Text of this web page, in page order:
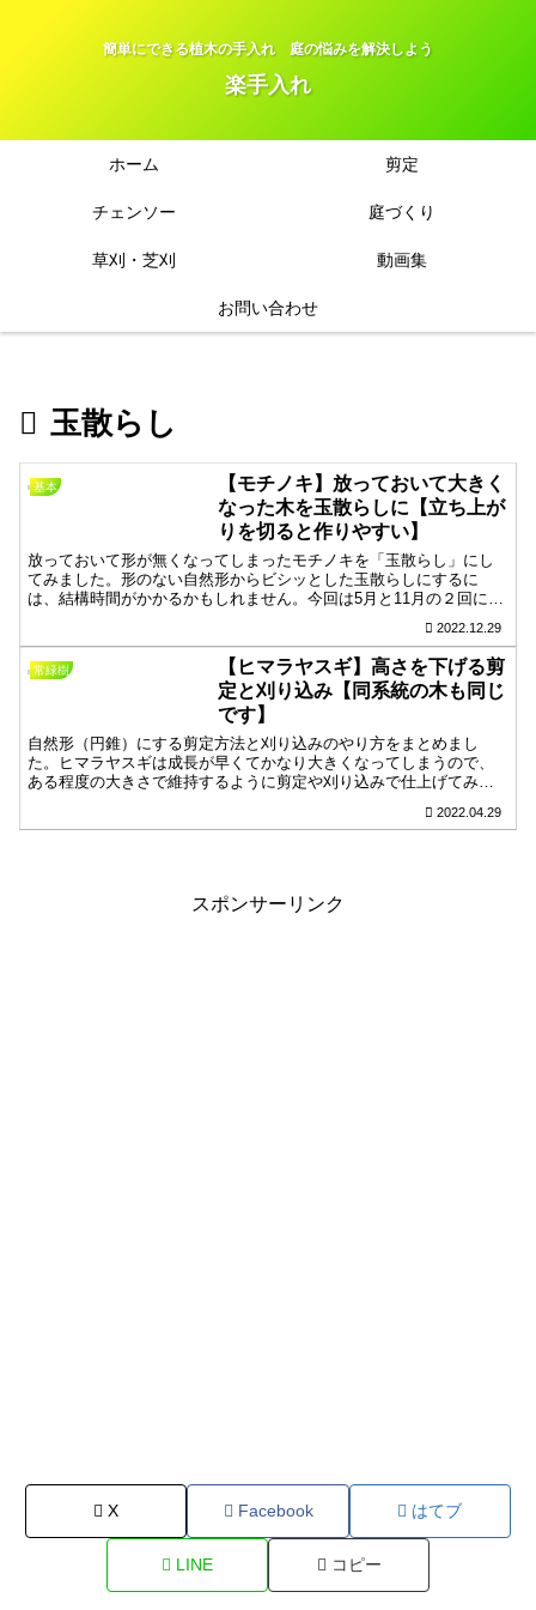
簡単にできる植木の手入れ 庭の悩みを解決しよう
楽手入れ
ホーム 剪定
チェンソー 庭づくり
草刈・芝刈 動画集
お問い合わせ
玉散らし
基本
【モチノキ】放っておいて大きく
なった木を玉散らしに【立ち上が
りを切ると作りやすい】
放っておいて形が無くなってしまったモチノキを「玉散らし」にし
てみました。形のない自然形からビシッとした玉散らしにするに
は、結構時間がかかるかもしれません。今回は5月と11月の２回に分
2022.12.29
常緑樹
【ヒマラヤスギ】高さを下げる剪
定と刈り込み【同系統の木も同じ
です】
自然形（円錐）にする剪定方法と刈り込みのやり方をまとめまし
た。ヒマラヤスギは成長が早くてかなり大きくなってしまうので、
ある程度の大きさで維持するように剪定や刈り込みで仕上げてみま
2022.04.29
スポンサーリンク
X Facebook はてブ
LINE コピー